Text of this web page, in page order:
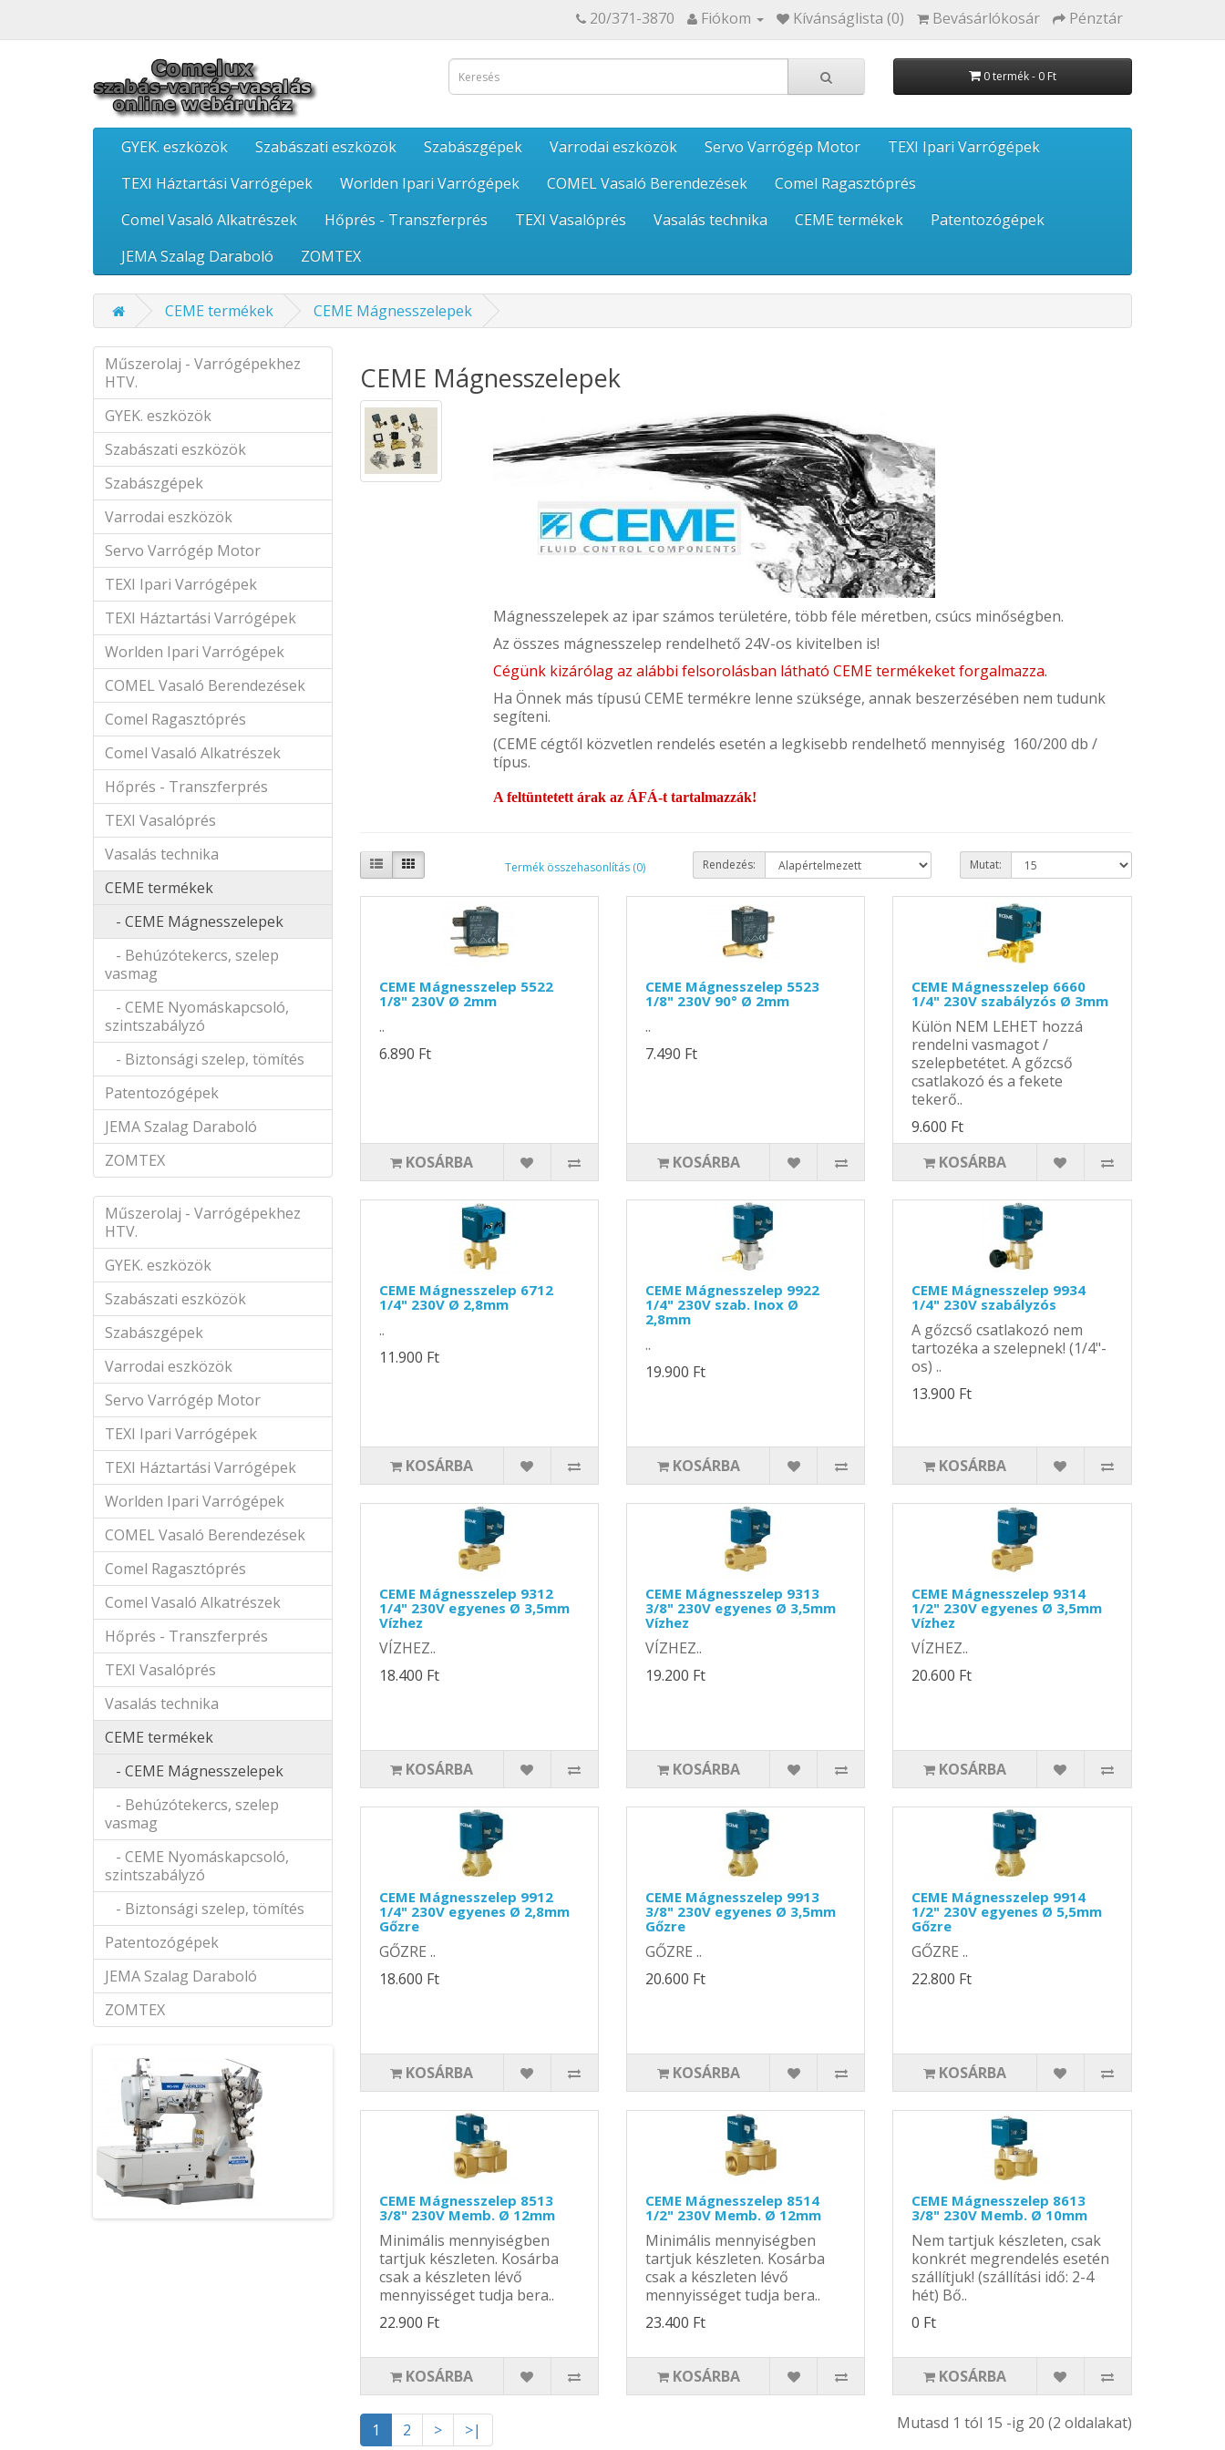
20/371-3870 Fiókom Kívánságlista (0) Bevásárlókosár Pénztár
0 termék - 0 Ft
GYEK. eszközök Szabászati eszközök Szabászgépek Varrodai eszközök Servo Varrógép Motor
TEXI Ipari Varrógépek
TEXI Háztartási Varrógépek
Worlden Ipari Varrógépek COMEL Vasaló Berendezések
Comel Ragasztóprés
Comel Vasaló Alkatrészek
Hőprés - Transzferprés TEXI Vasalóprés Vasalás technika CEME termékek
Patentozógépek
JEMA Szalag Daraboló
ZOMTEX
CEME termékek CEME Mágnesszelepek
Műszerolaj - Varrógépekhez
HTV.
GYEK. eszközök
Szabászati eszközök
Szabászgépek
Varrodai eszközök
Servo Varrógép Motor
TEXI Ipari Varrógépek
TEXI Háztartási Varrógépek
Worlden Ipari Varrógépek
COMEL Vasaló Berendezések
Comel Ragasztóprés
Comel Vasaló Alkatrészek
Hőprés - Transzferprés
TEXI Vasalóprés
Vasalás technika
CEME termékek
- CEME Mágnesszelepek
- Behúzótekercs, szelep
vasmag
- CEME Nyomáskapcsoló,
szintszabályzó
- Biztonsági szelep, tömítés
Patentozógépek
JEMA Szalag Daraboló
ZOMTEX
Műszerolaj - Varrógépekhez
HTV.
GYEK. eszközök
Szabászati eszközök
Szabászgépek
Varrodai eszközök
Servo Varrógép Motor
TEXI Ipari Varrógépek
TEXI Háztartási Varrógépek
Worlden Ipari Varrógépek
COMEL Vasaló Berendezések
Comel Ragasztóprés
Comel Vasaló Alkatrészek
Hőprés - Transzferprés
TEXI Vasalóprés
Vasalás technika
CEME termékek
- CEME Mágnesszelepek
- Behúzótekercs, szelep
vasmag
- CEME Nyomáskapcsoló,
szintszabályzó
- Biztonsági szelep, tömítés
Patentozógépek
JEMA Szalag Daraboló
ZOMTEX
CEME Mágnesszelepek
Mágnesszelepek az ipar számos területére, több féle méretben, csúcs minőségben.
Az összes mágnesszelep rendelhető 24V-os kivitelben is!
Cégünk kizárólag az alábbi felsorolásban látható CEME termékeket forgalmazza.
Ha Önnek más típusú CEME termékre lenne szüksége, annak beszerzésében nem tudunk
segíteni.
(CEME cégtől közvetlen rendelés esetén a legkisebb rendelhető mennyiség 160/200 db /
típus.
A feltüntetett árak az ÁFÁ-t tartalmazzák!
Termék összehasonlítás (0) Rendezés: Mutat:
CEME Mágnesszelep 5522
1/8" 230V Ø 2mm
..
6.890 Ft
KOSÁRBA
CEME Mágnesszelep 5523
1/8" 230V 90° Ø 2mm
..
7.490 Ft
KOSÁRBA
CEME Mágnesszelep 6660
1/4" 230V szabályzós Ø 3mm
Külön NEM LEHET hozzá
rendelni vasmagot /
szelepbetétet. A gőzcső
csatlakozó és a fekete
tekerő..
9.600 Ft
KOSÁRBA
CEME Mágnesszelep 6712
1/4" 230V Ø 2,8mm
..
11.900 Ft
KOSÁRBA
CEME Mágnesszelep 9922
1/4" 230V szab. Inox Ø
2,8mm
..
19.900 Ft
KOSÁRBA
CEME Mágnesszelep 9934
1/4" 230V szabályzós
A gőzcső csatlakozó nem
tartozéka a szelepnek! (1/4"-
os) ..
13.900 Ft
KOSÁRBA
CEME Mágnesszelep 9312
1/4" 230V egyenes Ø 3,5mm
Vízhez
VÍZHEZ..
18.400 Ft
KOSÁRBA
CEME Mágnesszelep 9313
3/8" 230V egyenes Ø 3,5mm
Vízhez
VÍZHEZ..
19.200 Ft
KOSÁRBA
CEME Mágnesszelep 9314
1/2" 230V egyenes Ø 3,5mm
Vízhez
VÍZHEZ..
20.600 Ft
KOSÁRBA
CEME Mágnesszelep 9912
1/4" 230V egyenes Ø 2,8mm
Gőzre
GŐZRE ..
18.600 Ft
KOSÁRBA
CEME Mágnesszelep 9913
3/8" 230V egyenes Ø 3,5mm
Gőzre
GŐZRE ..
20.600 Ft
KOSÁRBA
CEME Mágnesszelep 9914
1/2" 230V egyenes Ø 5,5mm
Gőzre
GŐZRE ..
22.800 Ft
KOSÁRBA
CEME Mágnesszelep 8513
3/8" 230V Memb. Ø 12mm
Minimális mennyiségben
tartjuk készleten. Kosárba
csak a készleten lévő
mennyisséget tudja bera..
22.900 Ft
KOSÁRBA
CEME Mágnesszelep 8514
1/2" 230V Memb. Ø 12mm
Minimális mennyiségben
tartjuk készleten. Kosárba
csak a készleten lévő
mennyisséget tudja bera..
23.400 Ft
KOSÁRBA
CEME Mágnesszelep 8613
3/8" 230V Memb. Ø 10mm
Nem tartjuk készleten, csak
konkrét megrendelés esetén
szállítjuk! (szállítási idő: 2-4
hét) Bő..
0 Ft
KOSÁRBA
1 2 > >| Mutasd 1 tól 15 -ig 20 (2 oldalakat)